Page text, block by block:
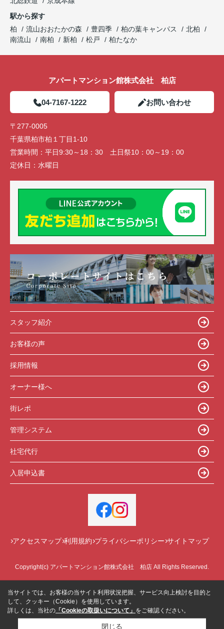
駅から探す
柏
流山おおたかの森 豊四季 柏の葉キャンパス
北柏
南流山
南柏 新柏 松戸 柏たなか
アパートマンション館株式会社 柏店
04-7167-1222 お問い合わせ
〒277-0005
千葉県柏市柏１丁目1-10
営業時間： 平日9:30～18：30 土日祭10：00～19：00
定休日： 水曜日
スタッフ紹介
お客様の声
採用情報
オーナー様へ
街レポ
管理システム
社宅代行
入居申込書
アクセスマップ 利用規約 プライバシーポリシー サイトマップ
Copyright(c) アパートマンション館株式会社 柏店 All Rights Reserved.
当サイトでは、お客様の当サイト利用状況把握、サービス向上検討を目的と
して、クッキー（Cookie）を使用しています。
詳しくは、当社の 「Cookieの取扱いについて」 をご確認ください。
閉じる